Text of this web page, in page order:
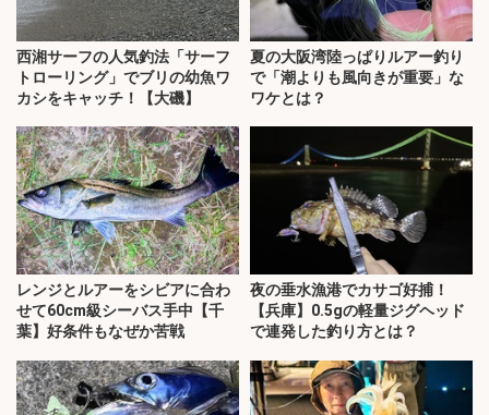
西湘サーフの人気釣法「サーフ
トローリング」でブリの幼魚ワ
カシをキャッチ！【大磯】
夏の大阪湾陸っぱりルアー釣り
で「潮よりも風向きが重要」な
ワケとは？
レンジとルアーをシビアに合わ
せて60cm級シーバス手中【千
葉】好条件もなぜか苦戦
夜の垂水漁港でカサゴ好捕！
【兵庫】0.5gの軽量ジグヘッド
で連発した釣り方とは？